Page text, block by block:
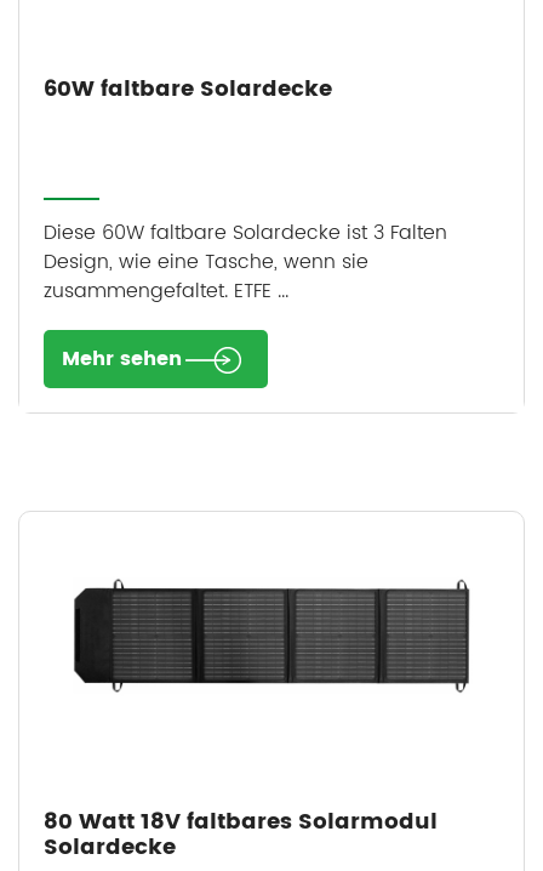
60W faltbare Solardecke
Diese 60W faltbare Solardecke ist 3 Falten
Design, wie eine Tasche, wenn sie
zusammengefaltet. ETFE ...
Mehr sehen
80 Watt 18V faltbares Solarmodul
Solardecke